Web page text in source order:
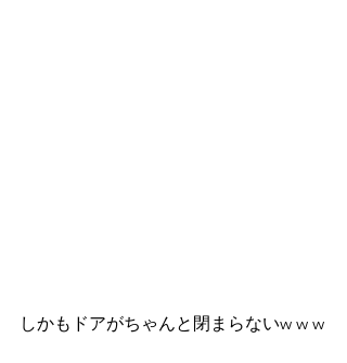
しかもドアがちゃんと閉まらないw w w